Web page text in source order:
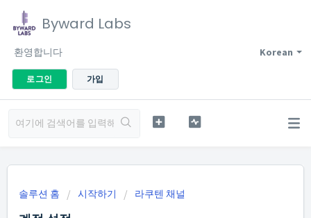
Byward Labs
Korean
환영합니다
로그인 가입
솔루션 홈 시작하기 라쿠텐 채널